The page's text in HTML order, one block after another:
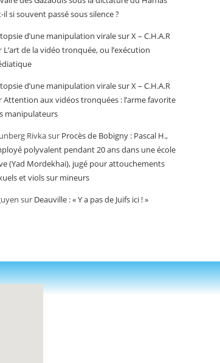
il si souvent passé sous silence ?
d’une manipulation virale sur X – C.H.A.R
L’art de la vidéo tronquée, ou l’exécution
d’une manipulation virale sur X – C.H.A.R
Attention aux vidéos tronquées : l’arme favorite
manipulateurs
Rivkasur Procès de Bobigny : Pascal H.,
polyvalent pendant 20 ans dans une école
(Yad Mordekhai), jugé pour attouchements
et viols sur mineurs
sur Deauville : « Y a pas de Juifs ici ! »